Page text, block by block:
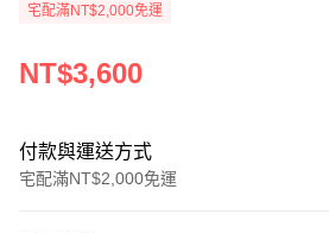
宅配滿NT$2,000免運
NT$3,600
付款與運送方式
宅配滿NT$2,000免運